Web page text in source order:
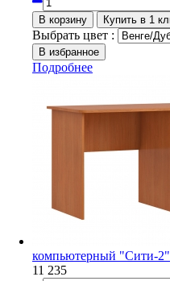
Выбрать цвет :
Подробнее
компьютерный "Сити-2"
11 235